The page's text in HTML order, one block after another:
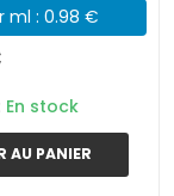
ml : 0.98 €
En stock
AU PANIER